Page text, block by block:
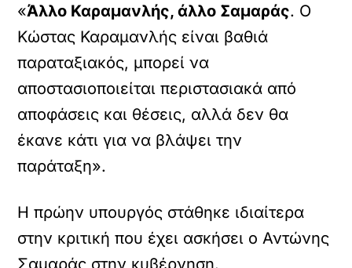
«Άλλο Καραμανλής, άλλο Σαμαράς. Ο
Κώστας Καραμανλής είναι βαθιά
παραταξιακός, μπορεί να
αποστασιοποιείται περιστασιακά από
αποφάσεις και θέσεις, αλλά δεν θα
έκανε κάτι για να βλάψει την
παράταξη».
Η πρώην υπουργός στάθηκε ιδιαίτερα
στην κριτική που έχει ασκήσει ο Αντώνης
Σαμαράς στην κυβέρνηση.